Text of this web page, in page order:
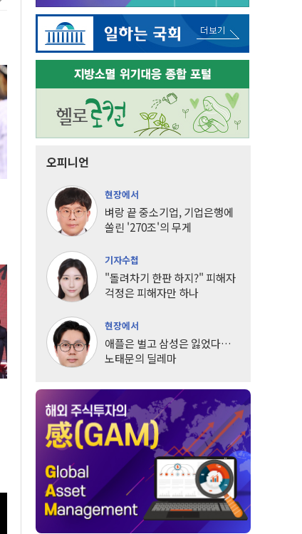
오피니언
현장에서
벼랑 끝 중소기업, 기업은행에
쏠린 '270조'의 무게
기자수첩
"돌려차기 한판 하지?" 피해자
걱정은 피해자만 하나
현장에서
애플은 벌고 삼성은 잃었다…
노태문의 딜레마